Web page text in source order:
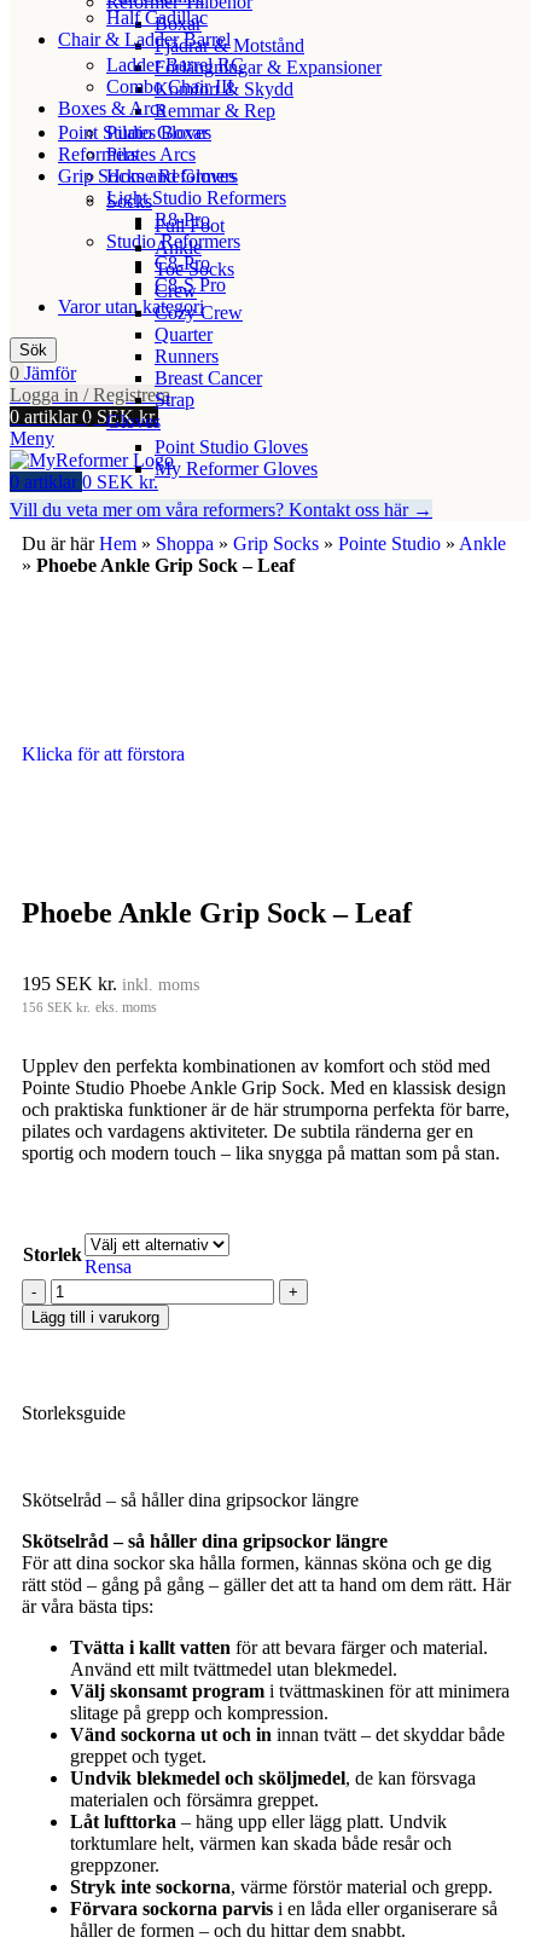
Boxar
Fjädrar & Motstånd
Förlängningar & Expansioner
Komfort & Skydd
Remmar & Rep
Point Studio Gloves
Reformers
Home Reformers
Light Studio Reformers
R8-Pro
Studio Reformers
C8-Pro
C8-S Pro
Varor utan kategori
Sök
0 Jämför
Logga in / Registrera
0 artiklar0 SEK kr.
Meny
0 artiklar0 SEK kr.
Half Cadillac
Chair & Ladder Barrel
Ladder Barrel RC
Combo Chair III
Boxes & Arcs
Pilates Boxar
Pilates Arcs
Grip Socks and Gloves
Socks
Full Foot
Ankle
Toe Socks
Crew
Cozy Crew
Quarter
Runners
Breast Cancer
Strap
Gloves
Point Studio Gloves
My Reformer Gloves
Vill du veta mer om våra reformers? Kontakt oss här →
Du är härHem » Shoppa » Grip Socks » Pointe Studio » Ankle
» Phoebe Ankle Grip Sock – Leaf
Klicka för att förstora
Phoebe Ankle Grip Sock – Leaf
195 SEK kr. inkl. moms
156 SEK kr. eks. moms
Upplev den perfekta kombinationen av komfort och stöd med
Pointe Studio Phoebe Ankle Grip Sock. Med en klassisk design
och praktiska funktioner är de här strumporna perfekta för barre,
pilates och vardagens aktiviteter. De subtila ränderna ger en
sportig och modern touch – lika snygga på mattan som på stan.
Storlek
Rensa
Lägg till i varukorg
Storleksguide
Skötselråd – så håller dina gripsockor längre
Skötselråd – så håller dina gripsockor längre
För att dina sockor ska hålla formen, kännas sköna och ge dig
rätt stöd – gång på gång – gäller det att ta hand om dem rätt. Här
är våra bästa tips:
Tvätta i kallt vatten för att bevara färger och material.
Använd ett milt tvättmedel utan blekmedel.
Välj skonsamt program i tvättmaskinen för att minimera
slitage på grepp och kompression.
Vänd sockorna ut och in innan tvätt – det skyddar både
greppet och tyget.
Undvik blekmedel och sköljmedel, de kan försvaga
materialen och försämra greppet.
Låt lufttorka – häng upp eller lägg platt. Undvik
torktumlare helt, värmen kan skada både resår och
greppzoner.
Stryk inte sockorna, värme förstör material och grepp.
Förvara sockorna parvis i en låda eller organiserare så
håller de formen – och du hittar dem snabbt.